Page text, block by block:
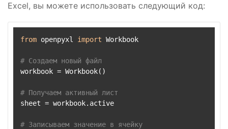
Excel, вы можете использовать следующий код:
from openpyxl import Workbook
# Создаем новый файл
workbook = Workbook()
# Получаем активный лист
sheet = workbook.active
# Записываем значение в ячейку